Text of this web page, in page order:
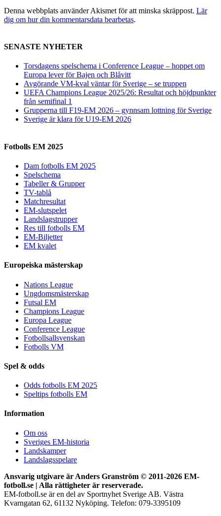
Denna webbplats använder Akismet för att minska skräppost. Lär
dig om hur din kommentarsdata bearbetas.
SENASTE NYHETER
Torsdagens spelschema i Conference League – hoppet om
Europa lever för Bajen och Blåvitt
Avgörande VM-kval väntar för Sverige – se truppen
UEFA Champions League 2025/26: Resultat och höjdpunkter
från semifinal 1
Grupperna till F19-EM 2026 – gynnsam lottning för Sverige
Sverige är klara för U19-EM 2026
Fotbolls EM 2025
Dam fotbolls EM 2025
Spelschema
Tabeller & Grupper
TV-tablå
Matchresultat
EM-slutspelet
Landslagstrupper
Res till fotbolls EM
EM-Biljetter
EM kvalet
Europeiska mästerskap
Nations League
Ungdomsmästerskap
Futsal EM
Champions League
Europa League
Conference League
Fotbollsallsvenskan
Fotbolls VM
Spel & odds
Odds fotbolls EM 2025
Speltips fotbolls EM
Information
Om oss
Sveriges EM-historia
Landskamper
Landslagsspelare
Ansvarig utgivare är Anders Granström © 2011-2026 EM-
fotboll.se | Alla rättigheter är reserverade.
EM-fotboll.se är en del av Sportnyhet Sverige AB. Västra
Kvarngatan 62, 61132 Nyköping. Telefon: 079-3395109